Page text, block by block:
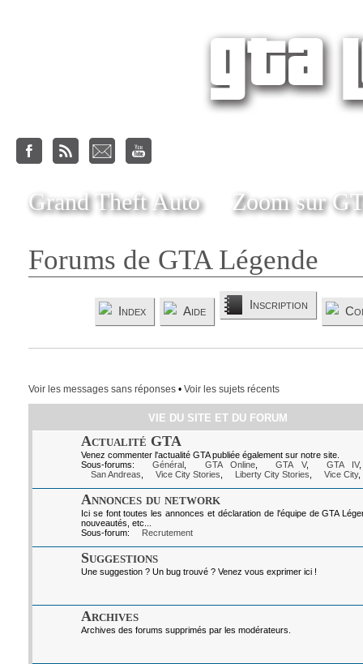
Grand Theft Auto Zoom sur
Forums de GTA Légende
Index Aide Inscription
Voir les messages sans réponses• Voir les sujets récents
VIE DU SITE ET DU FORUM
Actualité GTA
Venez commenter l'actualité GTA publiée également sur notre site.
Sous-forums:
Général GTA Online, GTA V, GTA IV
San Andreas
Vice City Stories Liberty City Stories Vice City,
Annonces du network
Ici se font toutes les annonces et déclaration de l'équipe de GTA
nouveautés, etc...
Sous-forum:
Recrutement
Suggestions
Une suggestion ? Un bug trouvé ? Venez vous exprimer ici !
Archives
Archives des forums supprimés par les modérateurs.